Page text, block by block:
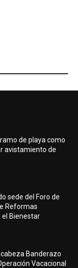
de playa como
avistamiento de
sede del Foro de
Reformas
el Bienestar
Banderazo
Vacacional